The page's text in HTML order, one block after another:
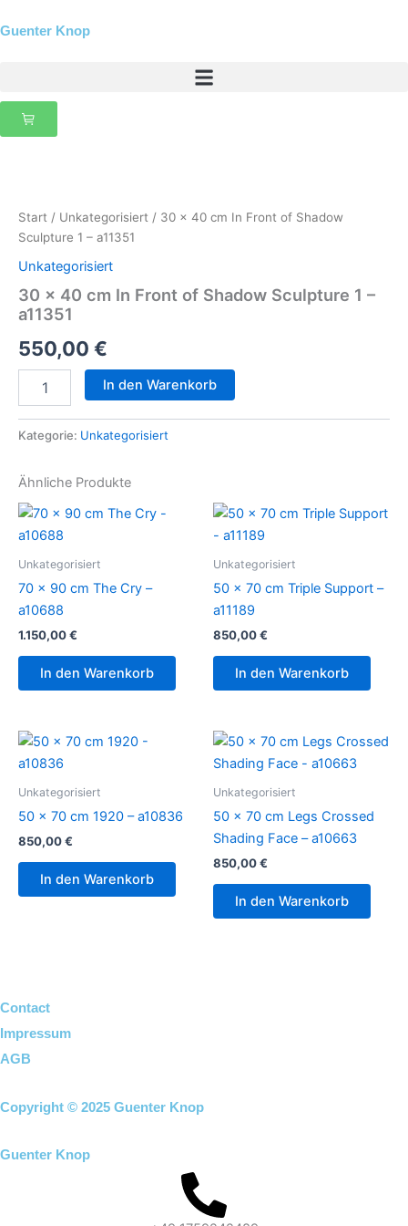
Inhalt
Guenter Knop
Start / Unkategorisiert / 30 x 40 cm In Front of Shadow
Sculpture 1 – a11351
Unkategorisiert
30 x 40 cm In Front of Shadow Sculpture 1 –
a11351
550,00 €
cm
In
Front
of
Shadow
Sculpture
-
a11351
Menge
In den Warenkorb
Kategorie: Unkategorisiert
Ähnliche Produkte
Unkategorisiert
70 x 90 cm The Cry –
a10688
1.150,00€
In den Warenkorb
Unkategorisiert
50 x 70 cm Triple Support –
a11189
850,00€
In den Warenkorb
Unkategorisiert
50 x 70 cm 1920 – a10836
850,00€
In den Warenkorb
Unkategorisiert
50 x 70 cm Legs Crossed
Shading Face – a10663
850,00€
In den Warenkorb
Contact
Impressum
AGB
Copyright © 2025 Guenter Knop
Guenter Knop